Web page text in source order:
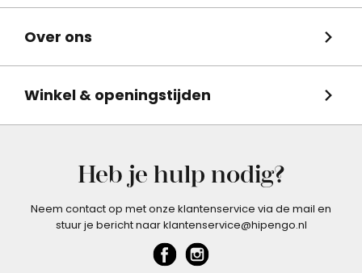
Over ons
Winkel & openingstijden
Heb je hulp nodig?
Neem contact op met onze klantenservice via de mail en
stuur je bericht naar klantenservice@hipengo.nl